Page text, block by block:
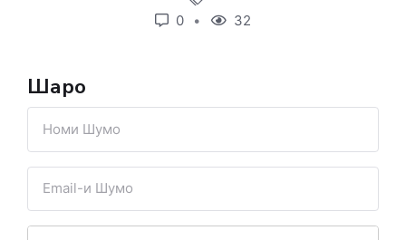
0 32
Шарҳҳо